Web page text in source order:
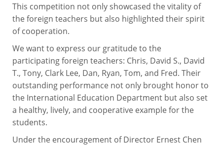
This competition not only showcased the vitality of
the foreign teachers but also highlighted their spirit
of cooperation.
We want to express our gratitude to the
participating foreign teachers: Chris, David S., David
T., Tony, Clark Lee, Dan, Ryan, Tom, and Fred. Their
outstanding performance not only brought honor to
the International Education Department but also set
a healthy, lively, and cooperative example for the
students.
Under the encouragement of Director Ernest Chen